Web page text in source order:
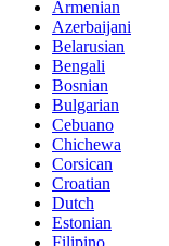
Armenian
Azerbaijani
Belarusian
Bengali
Bosnian
Bulgarian
Cebuano
Chichewa
Corsican
Croatian
Dutch
Estonian